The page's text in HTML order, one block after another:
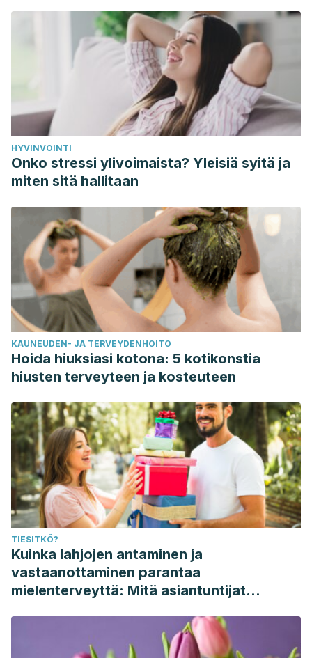
HYVINVOINTI
Onko stressi ylivoimaista? Yleisiä syitä ja
miten sitä hallitaan
KAUNEUDEN- JA TERVEYDENHOITO
Hoida hiuksiasi kotona: 5 kotikonstia
hiusten terveyteen ja kosteuteen
TIESITKÖ?
Kuinka lahjojen antaminen ja
vastaanottaminen parantaa
mielenterveyttä: Mitä asiantuntijat